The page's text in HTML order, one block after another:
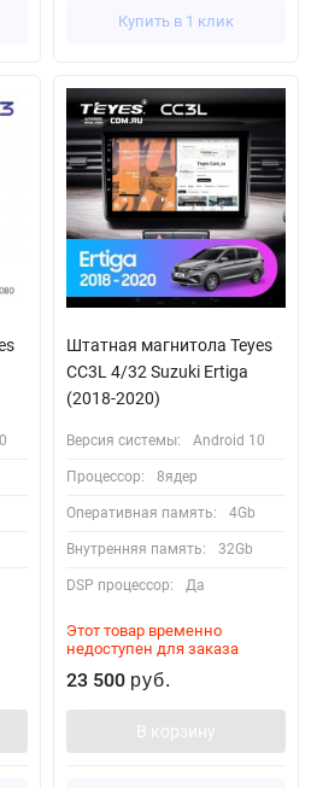
Купить в 1 клик
Штатная магнитола Teyes
CC3L 4/32 Suzuki Ertiga
(2018-2020)
Версия системы: Android 10
Процессор: 8ядер
Оперативная память: 4Gb
Внутренняя память: 32Gb
DSP процессор: Да
Этот товар временно
недоступен для заказа
23 500 руб.
В корзину